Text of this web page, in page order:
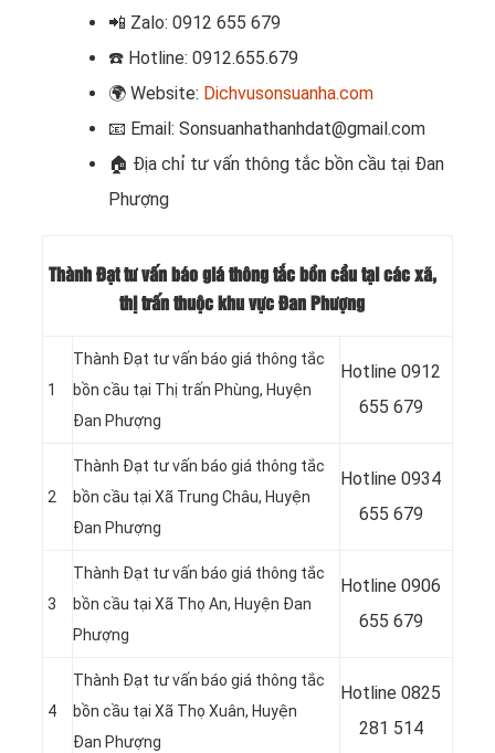
📲 Zalo: 0912 655 679
☎️ Hotline: 0912.655.679
🌍 Website: Dichvusonsuanha.com
📧 Email: Sonsuanhathanhdat@gmail.com
🏠 Địa chỉ tư vấn thông tắc bồn cầu tại Đan
Phượng
Thành Đạt tư vấn báo giá thông tắc bồn cầu tại các xã,
thị trấn thuộc khu vực Đan Phượng
1
Thành Đạt tư vấn báo giá thông tắc
bồn cầu tại Thị trấn Phùng, Huyện
Đan Phượng
Hotline 0912
655 679
2
Thành Đạt tư vấn báo giá thông tắc
bồn cầu tại Xã Trung Châu, Huyện
Đan Phượng
Hotline 0934
655 679
3
Thành Đạt tư vấn báo giá thông tắc
bồn cầu tại Xã Thọ An, Huyện Đan
Phượng
Hotline 0906
655 679
4
Thành Đạt tư vấn báo giá thông tắc
bồn cầu tại Xã Thọ Xuân, Huyện
Đan Phượng
Hotline 0825
281 514